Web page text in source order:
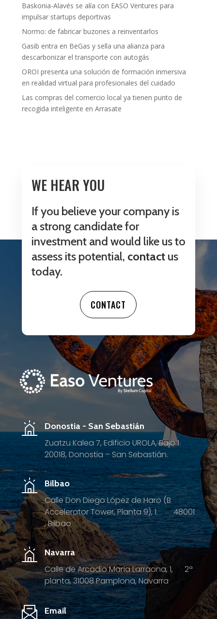
Baskonia-Alavés se alía con EASO Ventures para
impulsar startups deportivas
Normo: de fabricar buzones a reinventarlos
Gasib entra en BeGas y sella una alianza para
descarbonizar el transporte con autogás
OROI presenta una solución de formación inmersiva
en realidad virtual para profesionales del cuidado
Las compras del comercio local ya tienen punto de
recogida inteligente en Arrasate
WE HEAR YOU
If you believe your company is
a strong candidate for
investment and would like us to
assess its potential, contact us
today.
CONTACT
Donostia - San Sebastián
Zuatzu Kalea 7, Edificio UROLA, Bajo 1.
20018, Donostia – San Sebastián.
Bilbao
Calle Don Diego López de Haro (B
Accelerator Tower, Planta 9), 1.48001
, Bilbao
Navarra
Calle de Arcadio María Larraona, 1, 2ª
planta, 31008 Pamplona, Navarra
Email